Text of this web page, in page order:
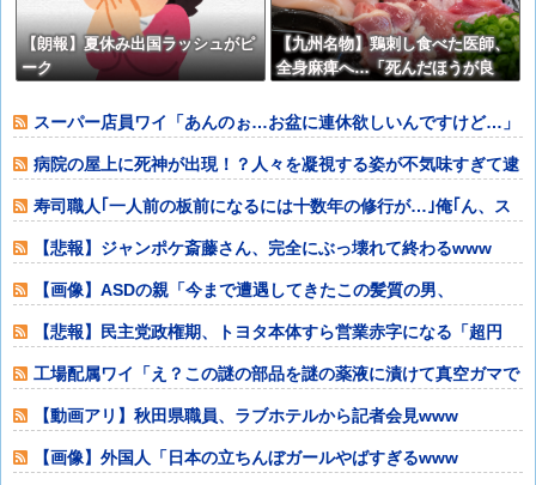
【朗報】夏休み出国ラッシュがピ
ーク
【九州名物】鶏刺し食べた医師、
全身麻痺へ…「死んだほうが良
スーパー店員ワイ「あんのぉ…お盆に連休欲しいんですけど…」
店長「ダメ」
病院の屋上に死神が出現！？人々を凝視する姿が不気味すぎて逮
寿司職人｢一人前の板前になるには十数年の修行が…｣俺｢ん、ス
シローでいい
【悲報】ジャンポケ斎藤さん、完全にぶっ壊れて終わるwww
【画像】ASDの親「今まで遭遇してきたこの髪質の男、
100%ASDだわ！
【悲報】民主党政権期、トヨタ本体すら営業赤字になる「超円
工場配属ワイ「え？この謎の部品を謎の薬液に漬けて真空ガマで
浸透させたあと
【動画アリ】秋田県職員、ラブホテルから記者会見www
【画像】外国人「日本の立ちんぼガールやばすぎるwww